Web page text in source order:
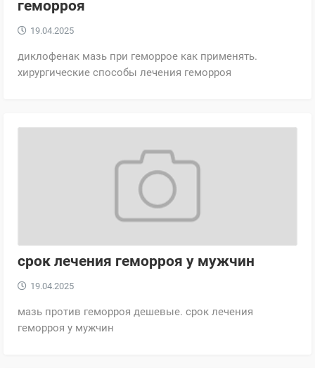
геморроя
19.04.2025
диклофенак мазь при геморрое как применять.
хирургические способы лечения геморроя
срок лечения геморроя у мужчин
19.04.2025
мазь против геморроя дешевые. срок лечения
геморроя у мужчин